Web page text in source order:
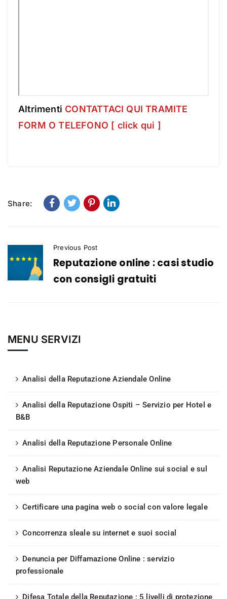
Altrimenti CONTATTACI QUI TRAMITE
FORM O TELEFONO [ click qui ]
Share:
Previous Post
Reputazione online : casi studio
con consigli gratuiti
MENU SERVIZI
Analisi della Reputazione Aziendale Online
Analisi della Reputazione Ospiti – Servizio per Hotel e
B&B
Analisi della Reputazione Personale Online
Analisi Reputazione Aziendale Online sui social e sul
web
Certificare una pagina web o social con valore legale
Concorrenza sleale su internet e suoi social
Denuncia per Diffamazione Online : servizio
professionale